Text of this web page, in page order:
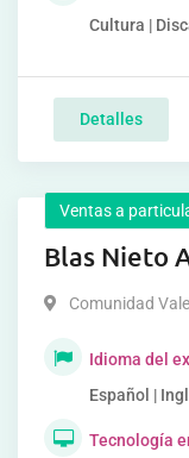
Cultura |
Detalles
Ventas a
Blas Nieto
Comunidad
Idioma del
Español |
Tecnología